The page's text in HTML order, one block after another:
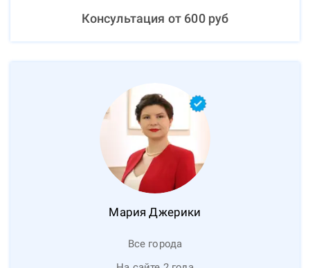
Консультация от 600руб
Мария Джерики
Все города